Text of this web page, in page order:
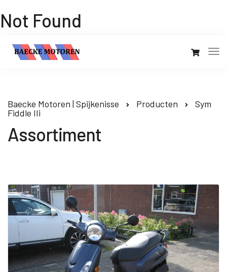
Not Found
Baecke Motoren | Spijkenisse Producten
Sym
Fiddle IIi
Assortiment